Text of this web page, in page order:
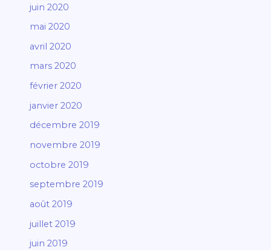
juin 2020
mai 2020
avril 2020
mars 2020
février 2020
janvier 2020
décembre 2019
novembre 2019
octobre 2019
septembre 2019
août 2019
juillet 2019
juin 2019